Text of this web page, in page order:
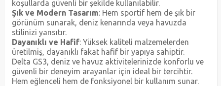
koşullarda güvenli bir şekilde kullanılabilir.
Şık ve Modern Tasarım: Hem sportif hem de şık bir
görünüm sunarak, deniz kenarında veya havuzda
stilinizi yansıtır.
Dayanıklı ve Hafif: Yüksek kaliteli malzemelerden
üretilmiş, dayanıklı fakat hafif bir yapıya sahiptir.
Delta GS3, deniz ve havuz aktivitelerinizde konforlu ve
güvenli bir deneyim arayanlar için ideal bir tercihtir.
Hem eğlenceli hem de fonksiyonel bir kullanım sunar.